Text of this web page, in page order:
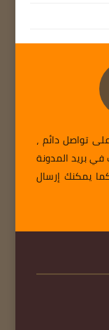
تواصل دائم ،
في بريد المدونة
يمكنك إرسال